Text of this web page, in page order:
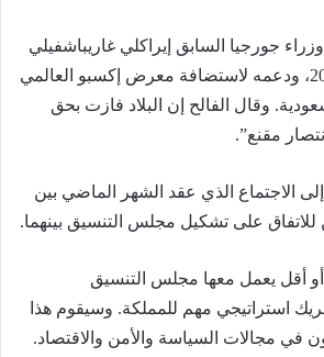
جورجيا السابق إيراكلي غاريباشفيلي
إلى السعودية عام 2022، ودعمه لاستضافة معرض إكسبو العالمي
وقال الفالح إن البلاد فازت بحق
مقنع”.
الاجتماع الذي عقد الشهر الماضي بين
للاتفاق على تشكيل مجلس التنسيق بينهما.
هناك 20 دولة أو أقل يعمل معها مجلس التنسيق
استراتيجي مهم للمملكة. وسيقوم هذا
في مجالات السياسة والأمن والاقتصاد.